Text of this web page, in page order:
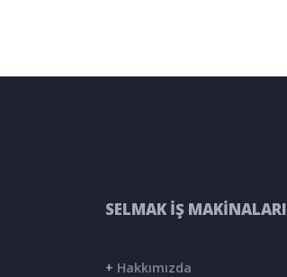
SELMAK İŞ MAKİNALARI
+ Hakkımızda